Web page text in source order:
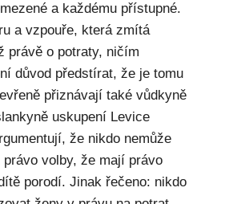
a každému přístupné.
a vzpouře, která zmítá
právě o potraty, ničím
důvod předstírat, že je tomu
přiznávají také vůdkyně
uskupení Levice
že nikdo nemůže
volby, že mají právo
porodí. Jinak řečeno: nikdo